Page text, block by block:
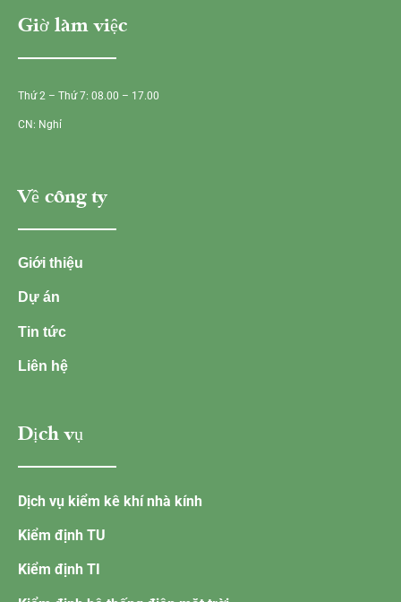
Giờ làm việc
Thứ 2 – Thứ 7: 08.00 – 17.00
CN: Nghỉ
Về công ty
Giới thiệu
Dự án
Tin tức
Liên hệ
Dịch vụ
Dịch vụ kiểm kê khí nhà kính
Kiểm định TU
Kiểm định TI